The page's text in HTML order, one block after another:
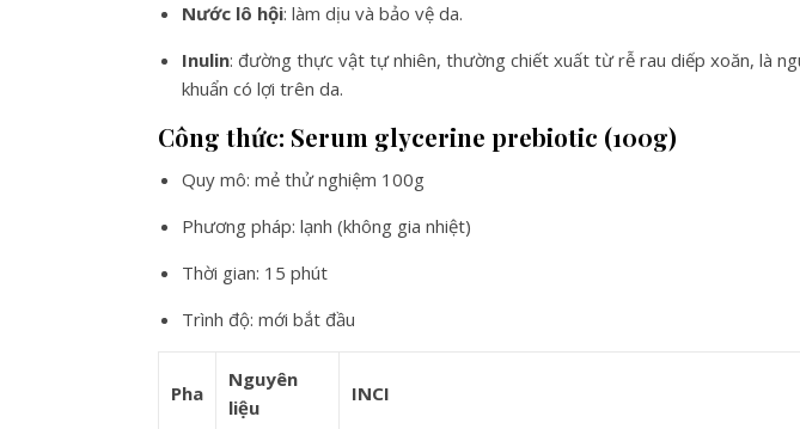
Nước lô hội: làm dịu và bảo vệ da.
Inulin: đường thực vật tự nhiên, thường chiết xuất từ rễ rau diếp xoăn, là
khuẩn có lợi trên da.
Công thức: Serum glycerine prebiotic (100g)
Quy mô: mẻ thử nghiệm 100g
Phương pháp: lạnh (không gia nhiệt)
Thời gian: 15 phút
Trình độ: mới bắt đầu
Pha
Nguyên
liệu
INCI